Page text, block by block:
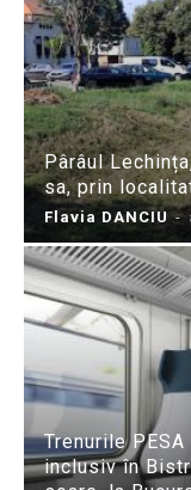
Pârâul
sa, prin
Flavia DANCIU -
Trenurile
inclusiv în